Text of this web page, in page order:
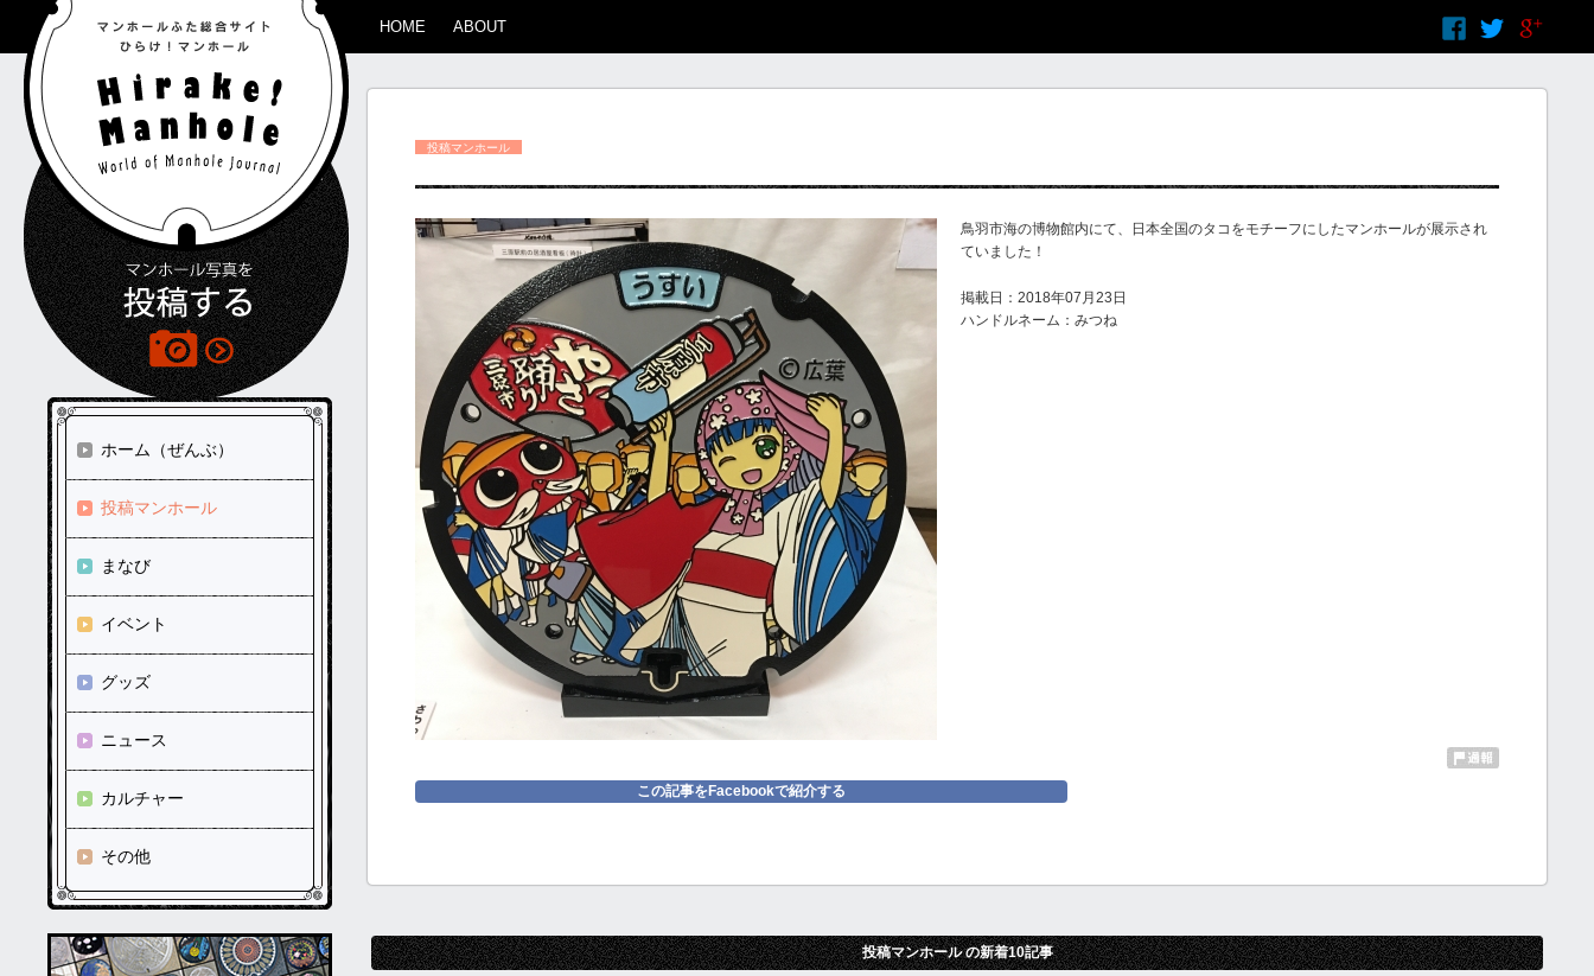
HOME ABOUT
ホーム（ぜんぶ）
投稿マンホール
まなび
イベント
グッズ
ニュース
カルチャー
その他
投稿マンホール
鳥羽市海の博物館内にて、日本全国のタコをモチーフにしたマンホールが展示され
ていました！
掲載日：2018年07月23日
ハンドルネーム：みつね
この記事をFacebookで紹介する
投稿マンホール の新着10記事